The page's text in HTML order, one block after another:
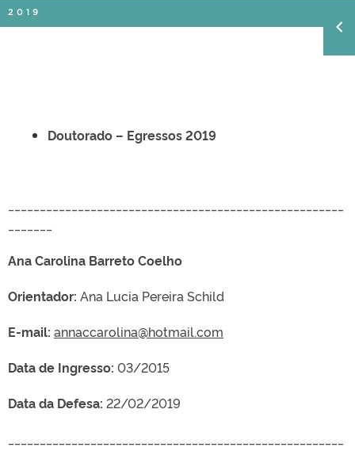
2019
Doutorado – Egressos 2019
Ana Carolina Barreto Coelho
Orientador: Ana Lucia Pereira Schild
E-mail: annaccarolina@hotmail.com
Data de Ingresso: 03/2015
Data da Defesa: 22/02/2019